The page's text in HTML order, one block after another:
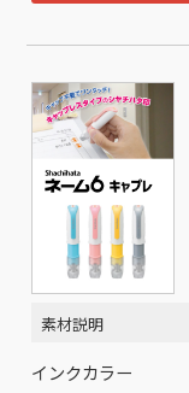
素材説明
インクカラー